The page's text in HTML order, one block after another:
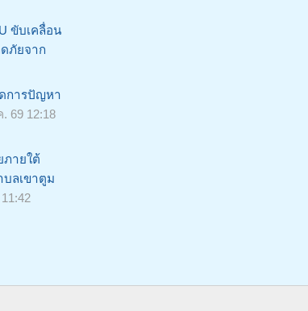
ขับเคลื่อน
ดภัยจาก
การปัญหา
. 69 12:18
ายใต้
ลเขาตูม